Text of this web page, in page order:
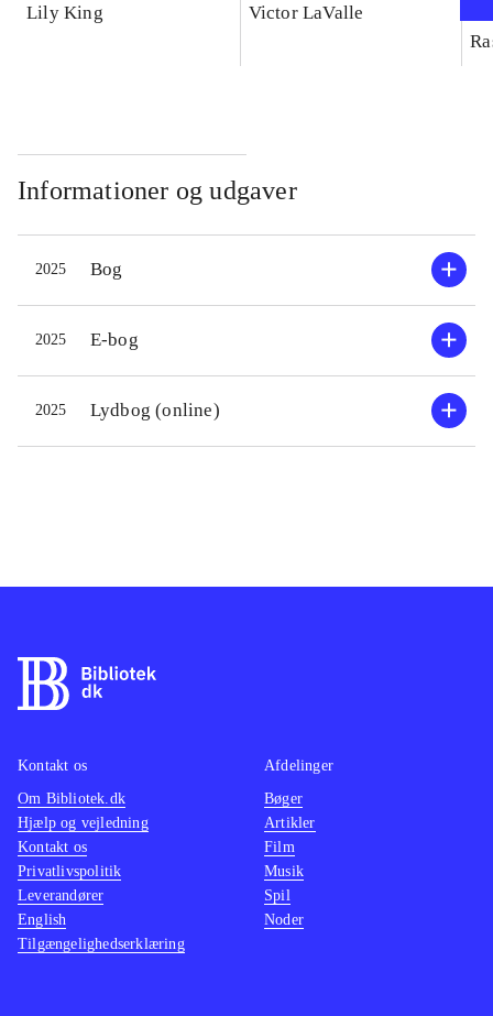
Lily King
Victor LaValle
Informationer og udgaver
2025 Bog
2025 E-bog
2025 Lydbog (online)
Kontakt os
Om Bibliotek.dk
Hjælp og vejledning
Kontakt os
Privatlivspolitik
Leverandører
English
Tilgængelighedserklæring
Afdelinger
Bøger
Artikler
Film
Musik
Spil
Noder